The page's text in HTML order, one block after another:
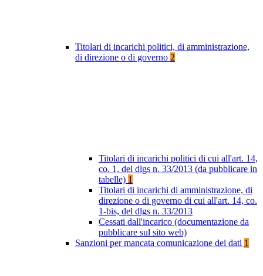
Titolari di incarichi politici, di amministrazione,
di direzione o di governo 2
Titolari di incarichi politici di cui all'art. 14,
co. 1, del dlgs n. 33/2013 (da pubblicare in
tabelle) 1
Titolari di incarichi di amministrazione, di
direzione o di governo di cui all'art. 14, co.
1-bis, del dlgs n. 33/2013
Cessati dall'incarico (documentazione da
pubblicare sul sito web)
Sanzioni per mancata comunicazione dei dati 1